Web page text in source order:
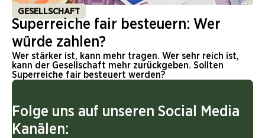
GESELLSCHAFT
Superreiche fair besteuern: Wer
würde zahlen?
Wer stärker ist, kann mehr tragen. Wer sehr reich ist,
kann der Gesellschaft mehr zurückgeben. Sollten
Superreiche fair besteuert werden?
Folge uns auf unseren Social Media
Kanälen: